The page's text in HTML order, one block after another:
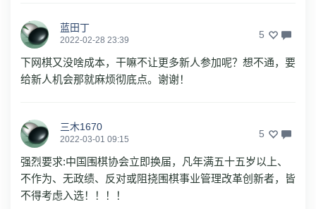
蓝田丁
2022-02-28 23:39 5
下网棋又没啥成本，干嘛不让更多新人参加呢？想不通，要
给新人机会那就麻烦彻底点。谢谢！
三木1670
2022-03-01 09:15 5
强烈要求:中国围棋协会立即换届，凡年满五十五岁以上、
不作为、无政绩、反对或阻挠围棋事业管理改革创新者，皆
不得考虑入选！！！！